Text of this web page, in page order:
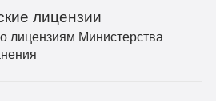
лицензии
лицензиям Министерства